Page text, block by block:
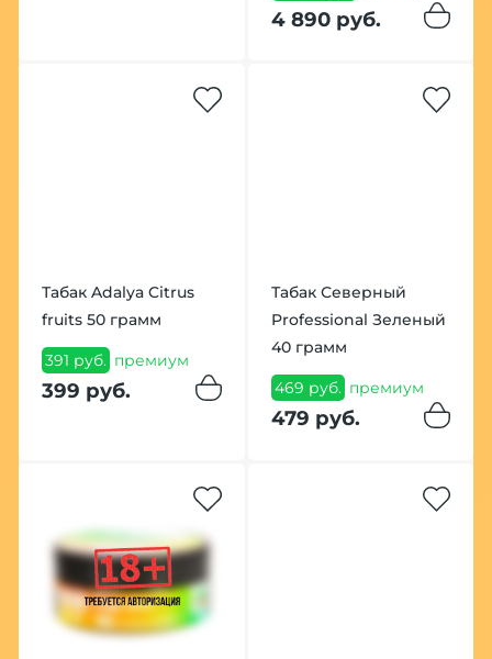
4 890 руб.
Табак Adalya Citrus
fruits 50 грамм
391 руб. премиум
399 руб.
Табак Северный
Professional Зеленый
40 грамм
469 руб. премиум
479 руб.